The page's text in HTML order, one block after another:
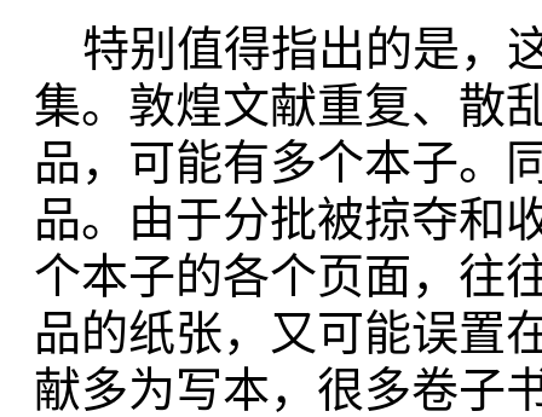
特别值得指出的是，
集。敦煌文献重复、散
品，可能有多个本子。
品。由于分批被掠夺和
个本子的各个页面，往
品的纸张，又可能误置
献多为写本，很多卷子